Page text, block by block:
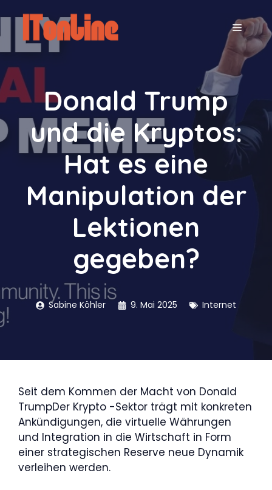
Inhalt
springen
MENÜ
Donald Trump
und die Kryptos:
Hat es eine
Manipulation der
Lektionen
gegeben?
Sabine Köhler 9. Mai 2025 Internet
Seit dem Kommen der Macht von Donald
TrumpDer Krypto -Sektor trägt mit konkreten
Ankündigungen, die virtuelle Währungen
und Integration in die Wirtschaft in Form
einer strategischen Reserve neue Dynamik
verleihen werden.